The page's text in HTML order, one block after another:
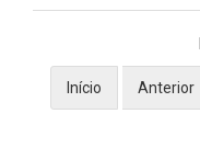
Início Anterior